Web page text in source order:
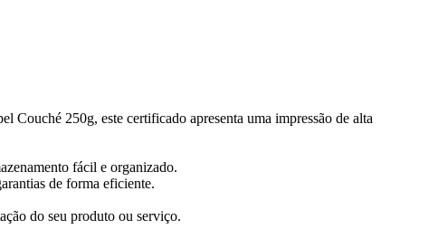
Couché 250g, este certificado apresenta uma impressão de alta
fácil e organizado.
de forma eficiente.
do seu produto ou serviço.